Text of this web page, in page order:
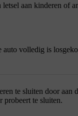
aan kinderen of
auto volledig is
te sluiten door
probeert te sluiten.